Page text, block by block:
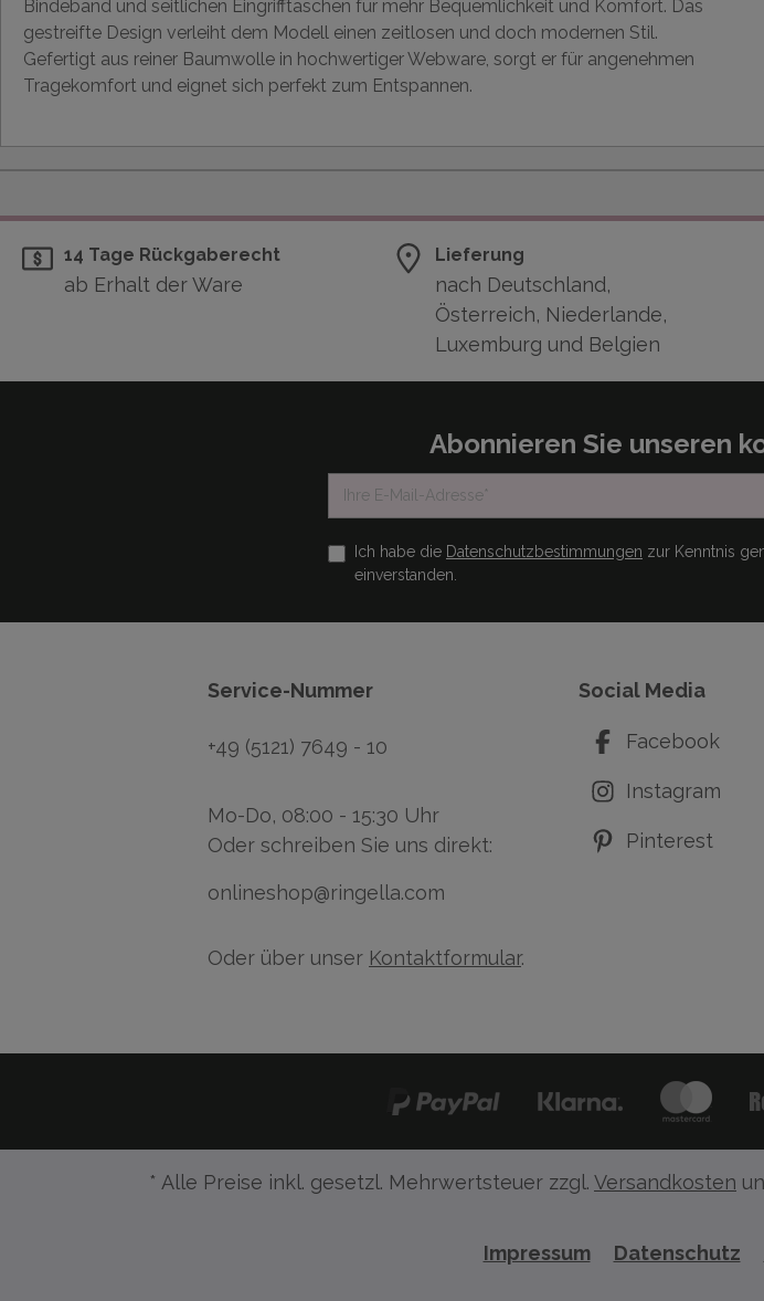
Bindeband und seitlichen Eingrifftaschen für mehr Bequemlichkeit und Komfort. Das
gestreifte Design verleiht dem Modell einen zeitlosen und doch modernen Stil.
Gefertigt aus reiner Baumwolle in hochwertiger Webware, sorgt er für angenehmen
Tragekomfort und eignet sich perfekt zum Entspannen.
14 Tage Rückgaberecht
ab Erhalt der Ware
Lieferung
nach Deutschland,
Österreich, Niederlande,
Luxemburg und Belgien
Abonnieren Sie unseren
Ich habe die Datenschutzbestimmungen zur Kenntnis
einverstanden.
Service-Nummer
+49 (5121) 7649 - 10
Mo-Do, 08:00 - 15:30 Uhr
Oder schreiben Sie uns direkt:
onlineshop@ringella.com
Oder über unser Kontaktformular.
Social Media
Facebook
Instagram
Pinterest
* Alle Preise inkl. gesetzl. Mehrwertsteuer zzgl. Versandkosten
Impressum Datenschutz